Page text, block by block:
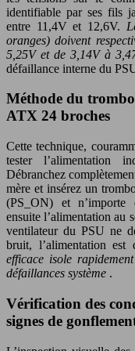
identifiable par ses fils
entre 11,4V et 12,6V.
oranges) doivent
5,25V et de 3,14V à
défaillance interne du
Méthode du
ATX 24 broches
Cette technique,
tester l’alimentation
Débranchez
mère et insérez un
(PS_ON) et n’importe
ensuite l’alimentation au
ventilateur du PSU ne
bruit, l’alimentation est
efficace isole
défaillances système .
Vérification des
signes de